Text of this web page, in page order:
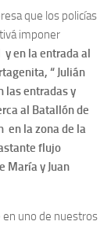
que los policías
imponer
en la entrada al
“ Julián
las entradas y
al Batallón de
en la zona de la
flujo
María y Juan
uno de nuestros